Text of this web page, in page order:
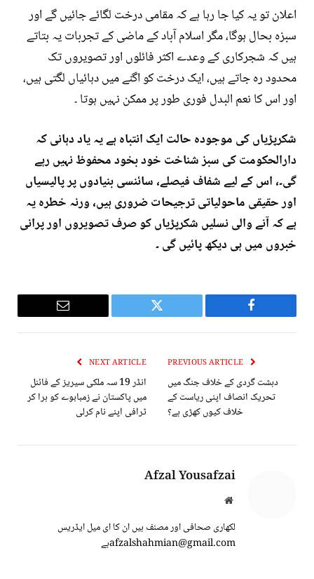
اعلان تو یہ کیا جا رہا ہے کہ مقامی درخت لگائے جائیں گے اور
سبزہ بحال ہوگا، مگر اسلام آباد کے ماضی کے تجربات یہ بتاتے
ہیں کہ شجرکاری کے وعدے اکثر فائلوں اور تصویروں تک
محدود رہ جاتے ہیں، ایک درخت کو اگنے میں دہائیاں لگتی ہیں،
اور اس کا نعم البدل فوری طور پر ممکن نہیں ہوتا ۔
شکرپڑیاں کی موجودہ حالت ایک انتباہ ہے یہ یاد دہانی کہ
دارالحکومت کی سبز شناخت خود بخود محفوظ نہیں رہے
گی۔، اس کے لیے شفاف فیصلے، سائنسی بنیادوں پر پالیسیاں
اور حقیقی ماحولیاتی ترجیحات ضروری ہیں، ورنہ خطرہ یہ
ہے کہ آنے والی نسلیں شکرپڑیاں کو صرف تصویروں اور پرانی
خبروں میں ہی دیکھ پائیں گی ۔
Facebook
Twitter
Email
دہشت گردی کے خلاف جنگ میں
تحریک انصاف اپنی ریاست کے
خلاف کیوں کھڑی ہے؟
NEXT ARTICLE
انڈر 19 سہ ملکی سیریز کے فائنل
میں پاکستان نے زمبابوے کو ہرا کر
ٹرافی اپنے نام کرلی
Afzal Yousafzai
Website
لکھاری صحافی اور مصنف ہیں ان کا ای میل ایڈریس
afzalshahmian@gmail.comہے